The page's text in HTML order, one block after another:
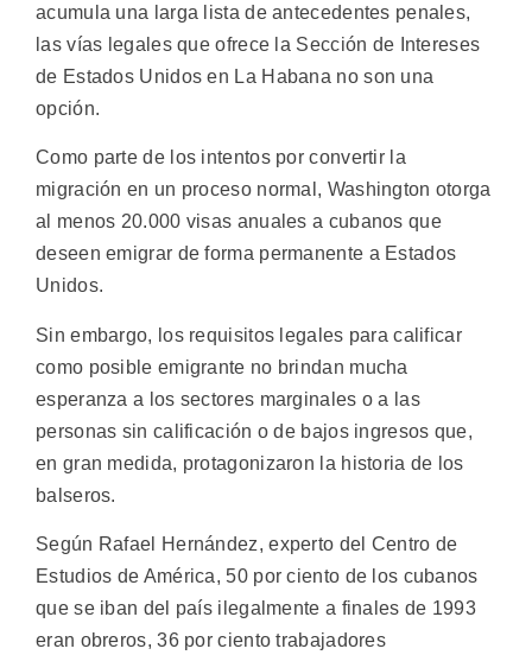
acumula una larga lista de antecedentes penales,
las vías legales que ofrece la Sección de Intereses
de Estados Unidos en La Habana no son una
opción.
Como parte de los intentos por convertir la
migración en un proceso normal, Washington otorga
al menos 20.000 visas anuales a cubanos que
deseen emigrar de forma permanente a Estados
Unidos.
Sin embargo, los requisitos legales para calificar
como posible emigrante no brindan mucha
esperanza a los sectores marginales o a las
personas sin calificación o de bajos ingresos que,
en gran medida, protagonizaron la historia de los
balseros.
Según Rafael Hernández, experto del Centro de
Estudios de América, 50 por ciento de los cubanos
que se iban del país ilegalmente a finales de 1993
eran obreros, 36 por ciento trabajadores